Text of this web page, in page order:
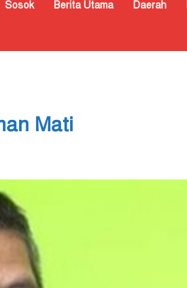
Sosok Berita Utama Daerah
Mati